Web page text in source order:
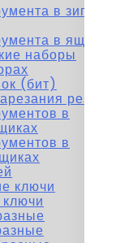
в зип-
в ящиках
наборы
(бит)
резьбы
в
в
ключи